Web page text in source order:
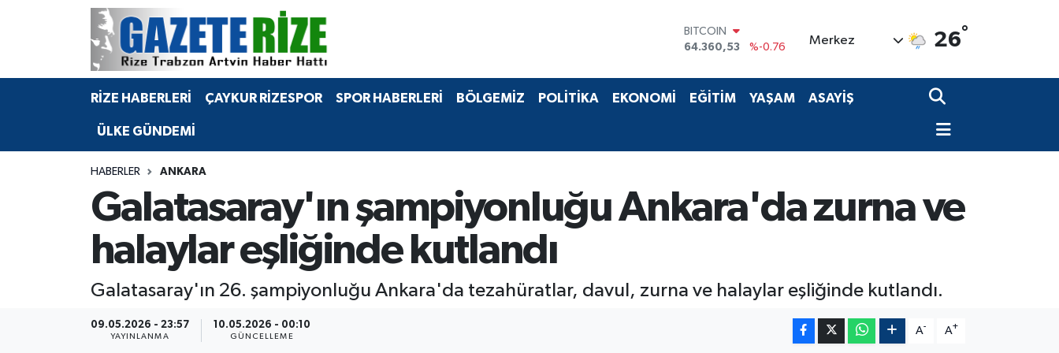
BITCOIN
64.360,53
%-0.76
EURO
55,0265
%0.01
GRAM ALTIN
13.887
%64
Merkez 26°
RİZE HABERLERİ ÇAYKUR RİZESPOR SPOR HABERLERİ BÖLGEMİZ POLİTİKA EKONOMİ EĞİTİM YAŞAM ASAYİŞ
ÜLKE GÜNDEMİ
HABERLER ANKARA
Galatasaray'ın şampiyonluğu Ankara'da zurna ve
halaylar eşliğinde kutlandı
Galatasaray'ın 26. şampiyonluğu Ankara'da tezahüratlar, davul, zurna ve halaylar eşliğinde kutlandı.
09.05.2026 - 23:57
YAYINLANMA
10.05.2026 - 00:10
GÜNCELLEME
A- A+
BÖLGEMİZ
Bilim Teknoloji
Advertising news
Merkez Nöbetçi Eczaneler
Merkez Hava Durumu
Merkez Trafik Yoğunluk Haritası
Tüm Manşetler
Son Dakika Haberleri
Haber Arşivi